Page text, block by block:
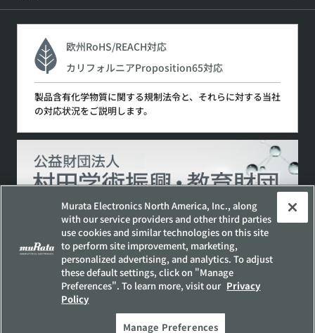
欧州RoHS/REACH対応
カリフォルニアProposition65対応
製品含有化学物質に関する規制法令と、それらに対する当社
の対応状況をご説明します。
サイトポリシー
ソーシャルメディアポリシー
個人情報保護方針
お客様の個人情報の取り扱いについて
サイトマップ
Murata Electronics North America, Inc., along
with our service providers and other third parties
use cookies and similar technologies on this site
to perform site improvement, marketing,
personalized advertising, and analytics. To adjust
these default settings, click on "Manage
Preferences". To learn more, visit our Privacy
Policy
Manage Preferences